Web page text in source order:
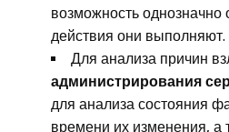
возможность однозначно
действия они выполняют.
Для анализа причин
администрирования
для анализа состояния
времени их изменения, а